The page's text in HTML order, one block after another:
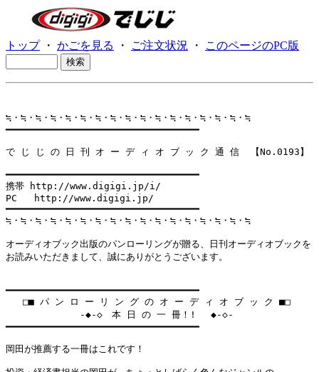
トップ・ かごを見る ・ ご注文状況 ・ このページのPC版
≒・≒・≒・≒・≒・≒・≒・≒・≒・≒・≒・≒・≒・≒・≒・≒・≒
━━━━━━━━━━━━━━━━━━━━━━━━━━━━━━━━━━
で じ じ の 日 刊 オ ー デ ィ オ ブ ッ ク 通 信  【No.0193】
━━━━━━━━━━━━━━━━━━━━━━━━━━━━━━━━━━
携帯 http://www.digigi.jp/i/
PC   http://www.digigi.jp/
━━━━━━━━━━━━━━━━━━━━━━━━━━━━━━━━━━
≒・≒・≒・≒・≒・≒・≒・≒・≒・≒・≒・≒・≒・≒・≒・≒・≒
オーディオブック出版のパンローリングが贈る、日刊オーディオブックを
お読みいただきまして、誠にありがとうございます。
━━━━━━━━━━━━━━━━━━━━━━━━━━━━━━━━━━
   □■ パ ン ロ ー リ ン グ の オ ー デ ィ オ ブ ッ ク ■□
             -◆-◇　本 日 の 一 冊！! 　◆-◇-
━━━━━━━━━━━━━━━━━━━━━━━━━━━━━━━━━━
岡田が推薦する一冊はこれです！